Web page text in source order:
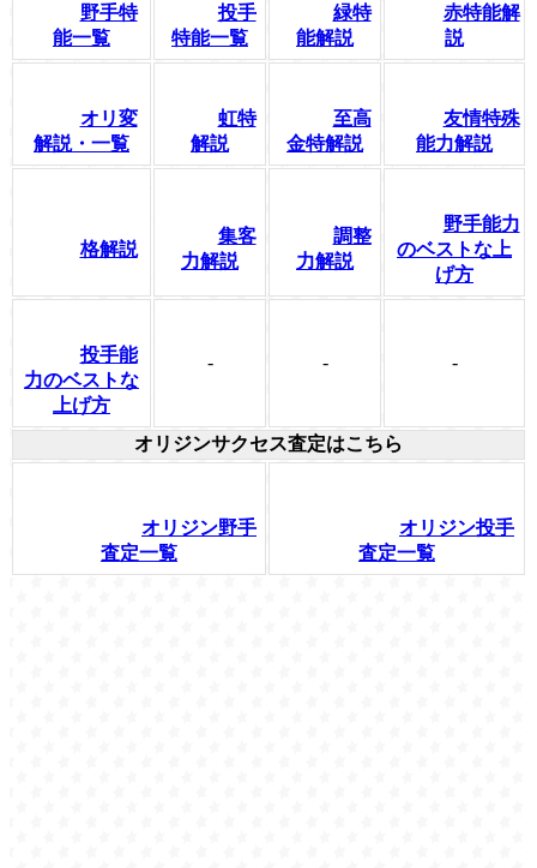
野手特
能一覧
投手
特能一覧
緑特
能解説
赤特能解
説
オリ変
解説・一覧
虹特
解説
至高
金特解説
友情特殊
能力解説
格解説
集客
力解説
調整
力解説
野手能力
のベストな上
げ方
投手能
力のベストな
上げ方
- - -
オリジンサクセス査定はこちら
オリジン野手
査定一覧
オリジン投手
査定一覧